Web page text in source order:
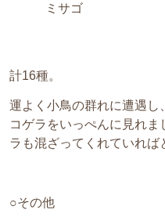
ミサゴ
計16種。
運よく小鳥の群れに遭遇し
コゲラをいっぺんに見れ
ラも混ざってくれていれば
○その他